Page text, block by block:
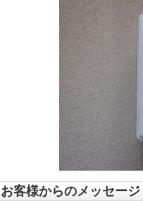
お客様からのメッセージ